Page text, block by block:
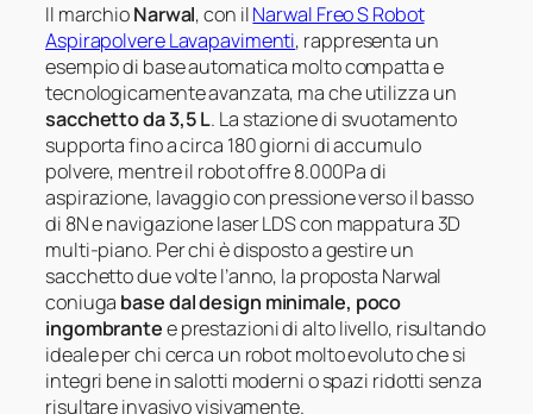
Il marchioNarwal, con ilNarwal Freo S Robot
Aspirapolvere Lavapavimenti, rappresenta un
esempio di base automatica molto compatta e
tecnologicamente avanzata, ma che utilizza un
sacchetto da 3,5 L. La stazione di svuotamento
supporta fino a circa 180 giorni di accumulo
polvere, mentre il robot offre 8.000Pa di
aspirazione, lavaggio con pressione verso il basso
di 8N e navigazione laser LDS con mappatura 3D
multi‑piano. Per chi è disposto a gestire un
sacchetto due volte l’anno, la proposta Narwal
coniuga base dal design minimale, poco
ingombrantee prestazioni di alto livello, risultando
ideale per chi cerca un robot molto evoluto che si
integri bene in salotti moderni o spazi ridotti senza
risultare invasivo visivamente.